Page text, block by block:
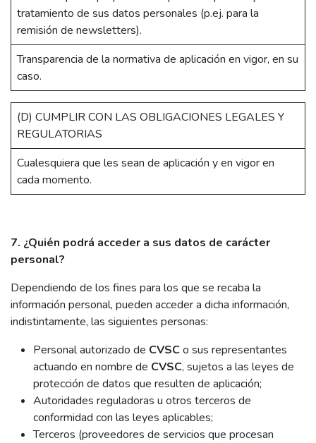
tratamiento de sus datos personales (p.ej. para la
remisión de newsletters).
Transparencia de la normativa de aplicación en vigor, en su
caso.
(D) CUMPLIR CON LAS OBLIGACIONES LEGALES Y
REGULATORIAS
Cualesquiera que les sean de aplicación y en vigor en
cada momento.
7. ¿Quién podrá acceder a sus datos de carácter
personal?
Dependiendo de los fines para los que se recaba la
información personal, pueden acceder a dicha información,
indistintamente, las siguientes personas:
Personal autorizado de CVSCo sus representantes
actuando en nombre de CVSC, sujetos a las leyes de
protección de datos que resulten de aplicación;
Autoridades reguladoras u otros terceros de
conformidad con las leyes aplicables;
Terceros (proveedores de servicios que procesan